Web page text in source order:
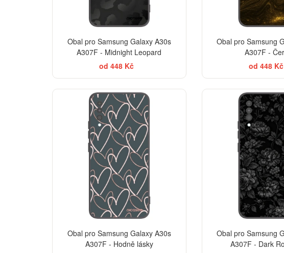
Obal pro Samsung Galaxy A30s
A307F - Midnight Leopard
od 448 Kč
Obal pro Samsung
A307F -
od 448 Kč
Obal pro Samsung Galaxy A30s
A307F - Hodně lásky
Obal pro Samsung
A307F - Dark